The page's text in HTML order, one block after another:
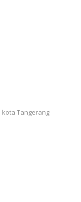
kota Tangerang